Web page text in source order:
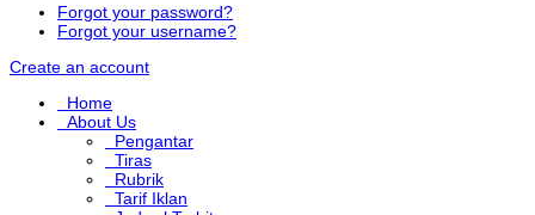
Forgot your password?
Forgot your username?
Create an account
Home
About Us
Pengantar
Tiras
Rubrik
Tarif Iklan